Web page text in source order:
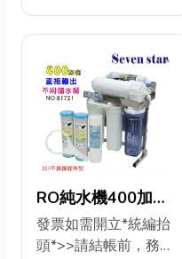
星淨水】
RO純水機400加直
接輸出304不銹鋼
架(不用儲水
發票如需開立*統編抬
頭*>>請結帳前，務必